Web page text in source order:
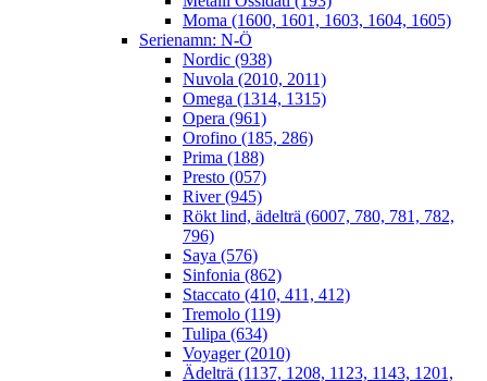
Moma (1600, 1601, 1603, 1604, 1605)
Serienamn: N-Ö
Nordic (938)
Nuvola (2010, 2011)
Omega (1314, 1315)
Opera (961)
Orofino (185, 286)
Prima (188)
Presto (057)
River (945)
Rökt lind, ädelträ (6007, 780, 781, 782,
796)
Saya (576)
Sinfonia (862)
Staccato (410, 411, 412)
Tremolo (119)
Tulipa (634)
Voyager (2010)
Ädelträ (1137, 1208, 1123, 1143, 1201,